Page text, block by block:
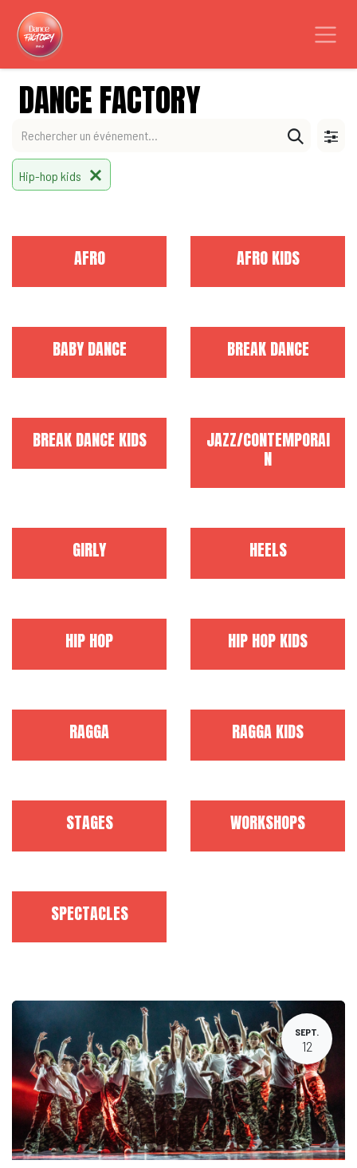
Se rendre au contenu
DANCE FACTORY
Hip-hop kids
AFRO AFRO KIDS
BABY DANCE BREAK DANCE
BREAK DANCE KIDS JAZZ/CONTEMPORAI
N
GIRLY HEELS
HIP HOP HIP HOP KIDS
RAGGA RAGGA KIDS
STAGES WORKSHOPS
SPECTACLES
SEPT.
12